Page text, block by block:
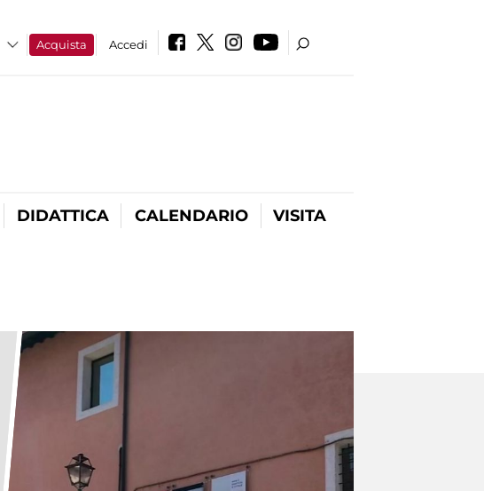
Acquista Accedi
DIDATTICA CALENDARIO VISITA